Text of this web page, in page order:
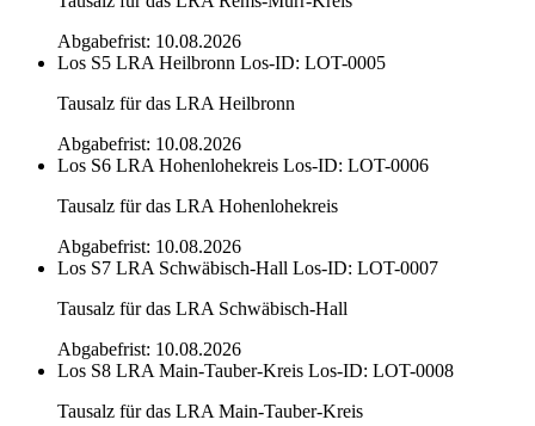
Abgabefrist: 10.08.2026
Los S5 LRA Heilbronn Los-ID: LOT-0005
Tausalz für das LRA Heilbronn
Abgabefrist: 10.08.2026
Los S6 LRA Hohenlohekreis Los-ID: LOT-0006
Tausalz für das LRA Hohenlohekreis
Abgabefrist: 10.08.2026
Los S7 LRA Schwäbisch-Hall Los-ID: LOT-0007
Tausalz für das LRA Schwäbisch-Hall
Abgabefrist: 10.08.2026
Los S8 LRA Main-Tauber-Kreis Los-ID: LOT-0008
Tausalz für das LRA Main-Tauber-Kreis